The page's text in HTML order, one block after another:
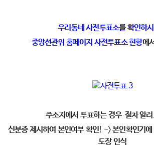
우리동네 사전투표소를 확인하
중앙선관위 홈페이지 사전투표소 현황에
주소지에서 투표하는 경우 절차 알
신분증 제시하여 본인여부 확인! ->본인확인기
도장 인식